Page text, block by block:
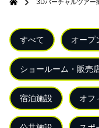
3Dバーチャルツアー
すべて オープ
ショールーム・販売
宿泊施設 オフ